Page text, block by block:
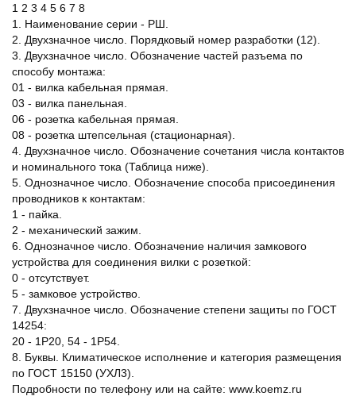
1 2 3 4 5 6 7 8
1. Наименование серии - РШ.
2. Двухзначное число. Порядковый номер разработки (12).
3. Двухзначное число. Обозначение частей разъема по
способу монтажа:
01 - вилка кабельная прямая.
03 - вилка панельная.
06 - розетка кабельная прямая.
08 - розетка штепсельная (стационарная).
4. Двухзначное число. Обозначение сочетания числа контактов
и номинального тока (Таблица ниже).
5. Однозначное число. Обозначение способа присоединения
проводников к контактам:
1 - пайка.
2 - механический зажим.
6. Однозначное число. Обозначение наличия замкового
устройства для соединения вилки с розеткой:
0 - отсутствует.
5 - замковое устройство.
7. Двухзначное число. Обозначение степени защиты по ГОСТ
14254:
20 - 1Р20, 54 - 1Р54.
8. Буквы. Климатическое исполнение и категория размещения
по ГОСТ 15150 (УХЛ3).
Подробности по телефону или на сайте: www.koemz.ru